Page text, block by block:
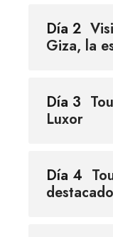
Día 2
Giza, la
Día 3
Luxor
Día 4